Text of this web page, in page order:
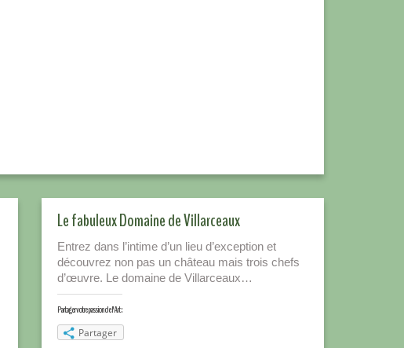
Le fabuleux Domaine de Villarceaux
Entrez dans l’intime d’un lieu d’exception et
découvrez non pas un château mais trois chefs
d’œuvre. Le domaine de Villarceaux…
Partager votre passion de l'Art :
Partager